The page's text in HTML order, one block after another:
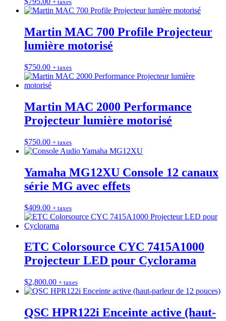
+ taxes
Martin MAC 700 Profile Projecteur
lumière motorisé
$750.00 + taxes
Martin MAC 2000 Performance
Projecteur lumière motorisé
$750.00 + taxes
Yamaha MG12XU Console 12 canaux
série MG avec effets
$409.00 + taxes
ETC Colorsource CYC 7415A1000
Projecteur LED pour Cyclorama
$2,800.00 + taxes
QSC HPR122i Enceinte active (haut-